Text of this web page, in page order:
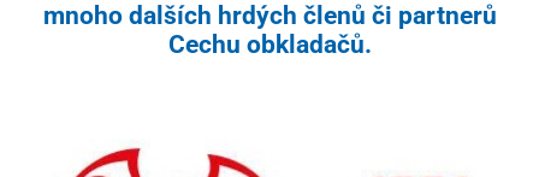
mnoho dalších hrdých členů či partnerů
Cechu obkladačů.